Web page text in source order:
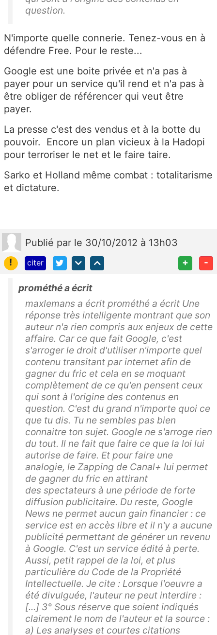
question.
N'importe quelle connerie. Tenez-vous en à
défendre Free. Pour le reste...
Google est une boite privée et n'a pas à
payer pour un service qu'il rend et n'a pas à
être obliger de référencer qui veut être
payer.
La presse c'est des vendus et à la botte du
pouvoir. Encore un plan vicieux à la Hadopi
pour terroriser le net et le faire taire.
Sarko et Holland même combat : totalitarisme
et dictature.
Publié par le 30/10/2012 à 13h03
!
citer + -
prométhé a écrit
maxlemans a écrit prométhé a écrit Une
réponse très intelligente montrant que son
auteur n'a rien compris aux enjeux de cette
affaire. Car ce que fait Google, c'est
s'arroger le droit d'utiliser n'importe quel
contenu transitant par internet afin de
gagner du fric et cela en se moquant
complètement de ce qu'en pensent ceux
qui sont à l'origine des contenus en
question. C'est du grand n'importe quoi ce
que tu dis. Tu ne sembles pas bien
connaitre ton sujet. Google ne s'arroge rien
du tout. Il ne fait que faire ce que la loi lui
autorise de faire. Et pour faire une
analogie, le Zapping de Canal+ lui permet
de gagner du fric en attirant
des spectateurs à une période de forte
diffusion publicitaire. Du reste, Google
News ne permet aucun gain financier : ce
service est en accès libre et il n'y a aucune
publicité permettant de générer un revenu
à Google. C'est un service édité à perte.
Aussi, petit rappel de la loi, et plus
particulière du Code de la Propriété
Intellectuelle. Je cite : Lorsque l'oeuvre a
été divulguée, l'auteur ne peut interdire :
[...] 3° Sous réserve que soient indiqués
clairement le nom de l'auteur et la source :
a) Les analyses et courtes citations